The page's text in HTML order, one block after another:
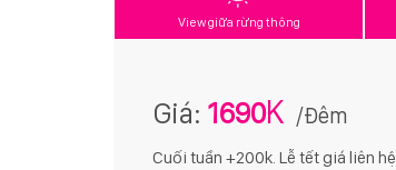
View giữa rừng thông
Giá: 1690K /Đêm
Cuối tuần +200k. Lễ tết giá liên hệ